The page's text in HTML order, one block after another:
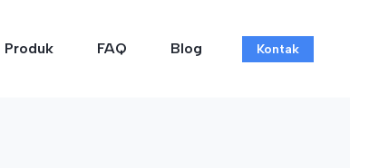
Produk FAQ Blog Kontak